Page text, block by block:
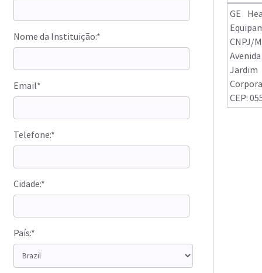
Nome da Instituição:*
Email*
Telefone:*
Cidade:*
País:*
GE
CNPJ/
Jardim
CEP: